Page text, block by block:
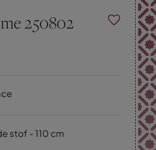
250802
stof - 110 cm